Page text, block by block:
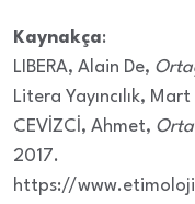
Kaynakça:
LIBERA, Alain De,
Litera Yayıncılık,
CEVİZCİ, Ahmet,
2017.
https://